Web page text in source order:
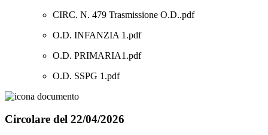
CIRC. N. 479 Trasmissione O.D..pdf
O.D. INFANZIA 1.pdf
O.D. PRIMARIA1.pdf
O.D. SSPG 1.pdf
Circolare del 22/04/2026